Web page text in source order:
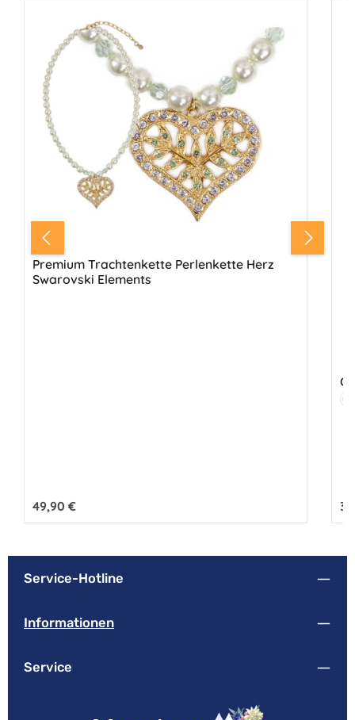
Premium Trachtenkette Perlenkette Herz
Swarovski Elements
Regulärer Preis:
49,90 €
Service-Hotline
Informationen
Service